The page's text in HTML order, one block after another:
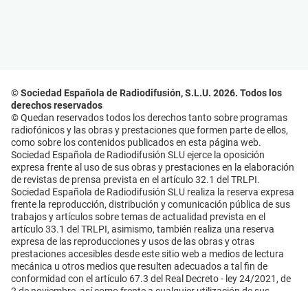
© Sociedad Española de Radiodifusión, S.L.U. 2026. Todos los
derechos reservados
© Quedan reservados todos los derechos tanto sobre programas
radiofónicos y las obras y prestaciones que formen parte de ellos,
como sobre los contenidos publicados en esta página web.
Sociedad Española de Radiodifusión SLU ejerce la oposición
expresa frente al uso de sus obras y prestaciones en la elaboración
de revistas de prensa prevista en el artículo 32.1 del TRLPI.
Sociedad Española de Radiodifusión SLU realiza la reserva expresa
frente la reproducción, distribución y comunicación pública de sus
trabajos y artículos sobre temas de actualidad prevista en el
artículo 33.1 del TRLPI, asimismo, también realiza una reserva
expresa de las reproducciones y usos de las obras y otras
prestaciones accesibles desde este sitio web a medios de lectura
mecánica u otros medios que resulten adecuados a tal fin de
conformidad con el artículo 67.3 del Real Decreto - ley 24/2021, de